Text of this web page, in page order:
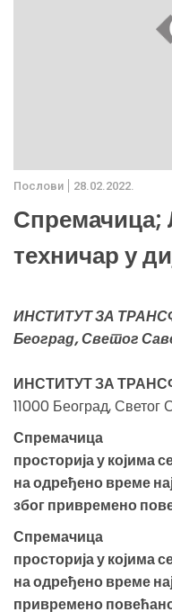
Послови 28.02.2022.
Спремачица;
техничар у
ИНСТИТУТ ЗА
Београд, Светог
ИНСТИТУТ ЗА
11000 Београд, Светог
Спремачица
просторија у којима
на одређено време
због привремено
Спремачица
просторија у којима
на одређено време
привремено